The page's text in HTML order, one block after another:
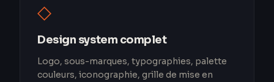
◇
Design system complet
Logo, sous-marques, typographies, palette
couleurs, iconographie, grille de mise en